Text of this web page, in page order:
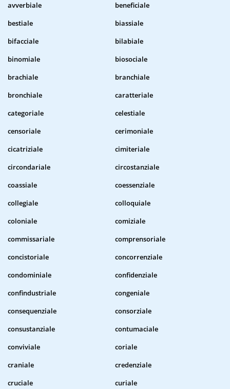
avverbiale
beneficiale
bestiale
biassiale
bifacciale
bilabiale
binomiale
biosociale
brachiale
branchiale
bronchiale
caratteriale
categoriale
celestiale
censoriale
cerimoniale
cicatriziale
cimiteriale
circondariale
circostanziale
coassiale
coessenziale
collegiale
colloquiale
coloniale
comiziale
commissariale
comprensoriale
concistoriale
concorrenziale
condominiale
confidenziale
confindustriale
congeniale
consequenziale
consorziale
consustanziale
contumaciale
conviviale
coriale
craniale
credenziale
cruciale
curiale